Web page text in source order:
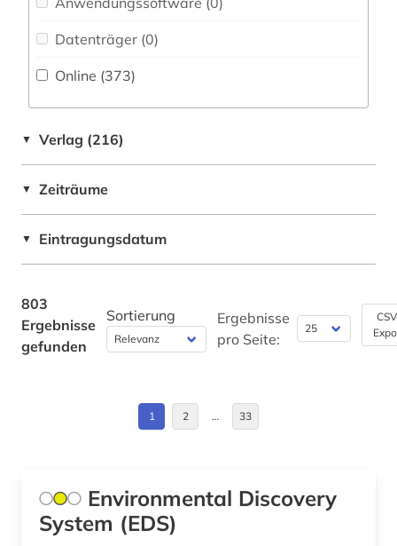
archive (2)
archivwesen (3)
argentinien (1)
arktis (1)
aschach (1)
asien (1)
Belarus (4)
Belgien (6)
Berlin (2)
Byzantinisches Reich (2)
Deutschland (106)
Frankreich (13)
Datenträger (0)
Online (373)
▼ Verlag (216)
▼ Zeiträume
▼ Eintragungsdatum
803
Ergebnisse
gefunden
Sortierung
Ergebnisse
pro Seite:
1 2 … 33
Environmental Discovery
System (EDS)